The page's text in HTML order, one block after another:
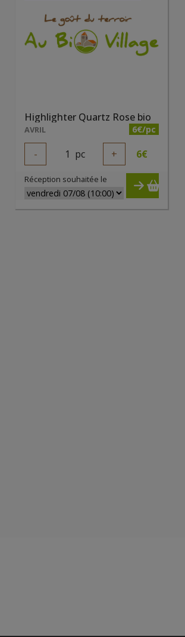
Highlighter Quartz Rose bio
AVRIL 6€/pc
- 1 pc + 6€
Réception souhaitée le